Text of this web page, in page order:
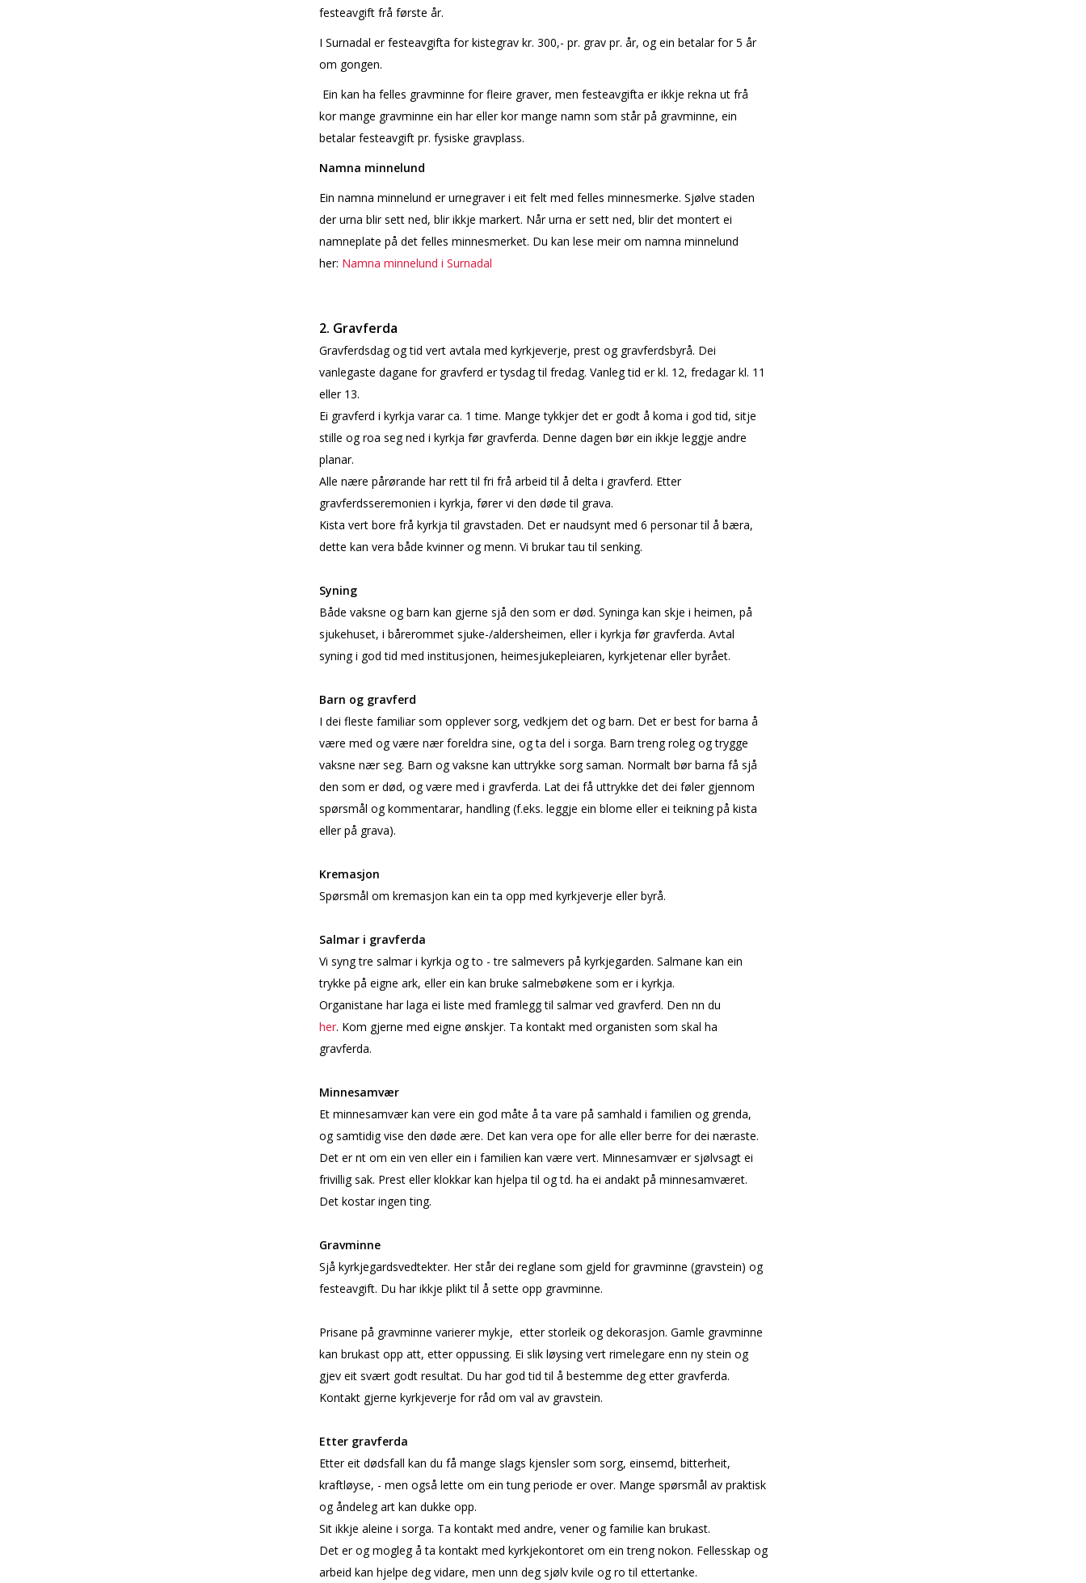
festeavgift frå første år.
I Surnadal er festeavgifta for kistegrav kr. 300,- pr. grav pr. år, og ein betalar for 5 år
om gongen.
Ein kan ha felles gravminne for fleire graver, men festeavgifta er ikkje rekna ut frå
kor mange gravminne ein har eller kor mange namn som står på gravminne, ein
betalar festeavgift pr. fysiske gravplass.
Namna minnelund
Ein namna minnelund er urnegraver i eit felt med felles minnesmerke. Sjølve staden
der urna blir sett ned, blir ikkje markert. Når urna er sett ned, blir det montert ei
namneplate på det felles minnesmerket. Du kan lese meir om namna minnelund
her: Namna minnelund i Surnadal
2. Gravferda
Gravferdsdag og tid vert avtala med kyrkjeverje, prest og gravferdsbyrå. Dei
vanlegaste dagane for gravferd er tysdag til fredag. Vanleg tid er kl. 12, fredagar kl. 11
eller 13.
Ei gravferd i kyrkja varar ca. 1 time. Mange tykkjer det er godt å koma i god tid, sitje
stille og roa seg ned i kyrkja før gravferda. Denne dagen bør ein ikkje leggje andre
planar.
Alle nære pårørande har rett til fri frå arbeid til å delta i gravferd. Etter
gravferdsseremonien i kyrkja, fører vi den døde til grava.
Kista vert bore frå kyrkja til gravstaden. Det er naudsynt med 6 personar til å bæra,
dette kan vera både kvinner og menn. Vi brukar tau til senking.
Syning
Både vaksne og barn kan gjerne sjå den som er død. Syninga kan skje i heimen, på
sjukehuset, i bårerommet sjuke-/aldersheimen, eller i kyrkja før gravferda. Avtal
syning i god tid med institusjonen, heimesjukepleiaren, kyrkjetenar eller byrået.
Barn og gravferd
I dei fleste familiar som opplever sorg, vedkjem det og barn. Det er best for barna å
være med og være nær foreldra sine, og ta del i sorga. Barn treng roleg og trygge
vaksne nær seg. Barn og vaksne kan uttrykke sorg saman. Normalt bør barna få sjå
den som er død, og være med i gravferda. Lat dei få uttrykke det dei føler gjennom
spørsmål og kommentarar, handling (f.eks. leggje ein blome eller ei teikning på kista
eller på grava).
Kremasjon
Spørsmål om kremasjon kan ein ta opp med kyrkjeverje eller byrå.
Salmar i gravferda
Vi syng tre salmar i kyrkja og to - tre salmevers på kyrkjegarden. Salmane kan ein
trykke på eigne ark, eller ein kan bruke salmebøkene som er i kyrkja.
Organistane har laga ei liste med framlegg til salmar ved gravferd. Den finn du
her. Kom gjerne med eigne ønskjer. Ta kontakt med organisten som skal ha
gravferda.
Minnesamvær
Et minnesamvær kan vere ein god måte å ta vare på samhald i familien og grenda,
og samtidig vise den døde ære. Det kan vera ope for alle eller berre for dei næraste.
Det er fint om ein ven eller ein i familien kan være vert. Minnesamvær er sjølvsagt ei
frivillig sak. Prest eller klokkar kan hjelpa til og td. ha ei andakt på minnesamværet.
Det kostar ingen ting.
Gravminne
Sjå kyrkjegardsvedtekter. Her står dei reglane som gjeld for gravminne (gravstein) og
festeavgift. Du har ikkje plikt til å sette opp gravminne.
Prisane på gravminne varierer mykje, etter storleik og dekorasjon. Gamle gravminne
kan brukast opp att, etter oppussing. Ei slik løysing vert rimelegare enn ny stein og
gjev eit svært godt resultat. Du har god tid til å bestemme deg etter gravferda.
Kontakt gjerne kyrkjeverje for råd om val av gravstein.
Etter gravferda
Etter eit dødsfall kan du få mange slags kjensler som sorg, einsemd, bitterheit,
kraftløyse, - men også lette om ein tung periode er over. Mange spørsmål av praktisk
og åndeleg art kan dukke opp.
Sit ikkje aleine i sorga. Ta kontakt med andre, vener og familie kan brukast.
Det er og mogleg å ta kontakt med kyrkjekontoret om ein treng nokon. Fellesskap og
arbeid kan hjelpe deg vidare, men unn deg sjølv kvile og ro til ettertanke.